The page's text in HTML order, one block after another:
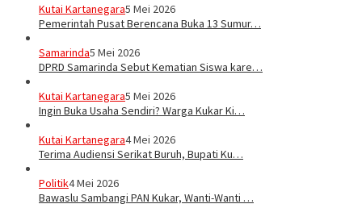
Kutai Kartanegara5 Mei 2026
Pemerintah Pusat Berencana Buka 13 Sumur…
Samarinda5 Mei 2026
DPRD Samarinda Sebut Kematian Siswa kare…
Kutai Kartanegara5 Mei 2026
Ingin Buka Usaha Sendiri? Warga Kukar Ki…
Kutai Kartanegara4 Mei 2026
Terima Audiensi Serikat Buruh, Bupati Ku…
Politik4 Mei 2026
Bawaslu Sambangi PAN Kukar, Wanti-Wanti …